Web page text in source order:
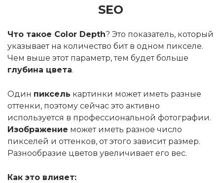
SEO
Что такое Color Depth? Это показатель, который
указывает на количество бит в одном пикселе.
Чем выше этот параметр, тем будет больше
глубина цвета.
Один пиксель картинки может иметь разные
оттенки, поэтому сейчас это активно
используется в профессиональной фотографии.
Изображение может иметь разное число
пикселей и оттенков, от этого зависит размер.
Разнообразие цветов увеличивает его вес.
Как это влияет: